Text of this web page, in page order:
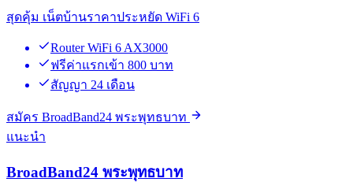
สุดคุ้ม เน็ตบ้านราคาประหยัด WiFi 6
Router WiFi 6 AX3000
ฟรีค่าแรกเข้า 800 บาท
สัญญา 24 เดือน
สมัคร BroadBand24 พระพุทธบาท
แนะนำ
BroadBand24 พระพุทธบาท